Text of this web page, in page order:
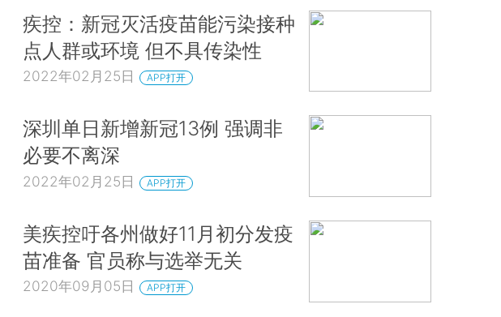
疾控：新冠灭活疫苗能污染接种
点人群或环境 但不具传染性
2022年02月25日 APP打开
深圳单日新增新冠13例 强调非
必要不离深
2022年02月25日 APP打开
美疾控吁各州做好11月初分发疫
苗准备 官员称与选举无关
2020年09月05日 APP打开